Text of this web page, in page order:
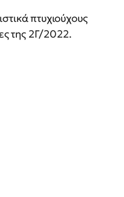
πτυχιούχους
της 2Γ/2022.